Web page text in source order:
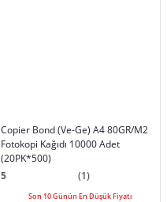
Copier Bond (Ve-Ge) A4 80GR/M2
Fotokopi Kağıdı 10000 Adet
(20PK*500)
5
(1)
Son 10 Günün En Düşük Fiyatı